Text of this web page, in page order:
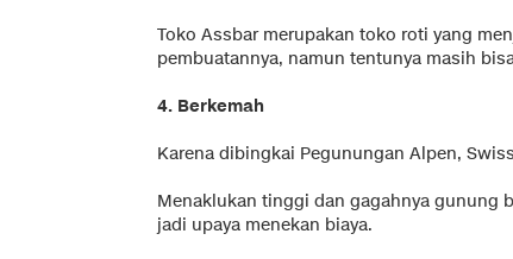
Toko Assbar merupakan toko roti yang
pembuatannya, namun tentunya masih
4. Berkemah
Karena dibingkai Pegunungan Alpen,
Menaklukan tinggi dan gagahnya gunung
jadi upaya menekan biaya.